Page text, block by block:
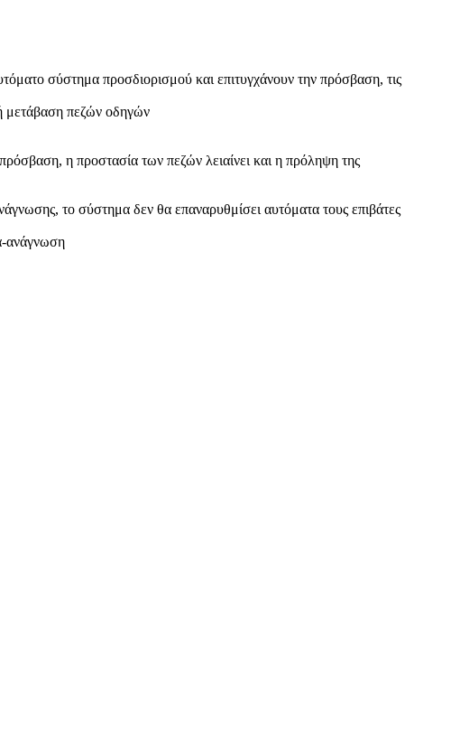
σύστημα προσδιορισμού και επιτυγχάνουν την πρόσβαση, τις
μετάβαση πεζών οδηγών
η προστασία των πεζών λειαίνει και η πρόληψη της
το σύστημα δεν θα επαναρυθμίσει αυτόματα τους επιβάτες
ανάγνωση